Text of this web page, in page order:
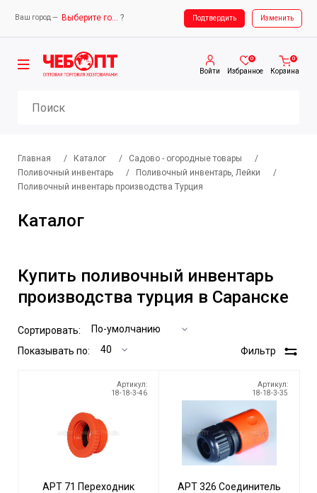
Ваш город — Выберите город ? Подтвердить Изменить
Ваш город — Выберите город
Войти
0
Избранное
0
Корзина
Главная / Каталог / Садово - огородные товары
/
Поливочный инвентарь
/ Поливочный инвентарь, Лейки
/
Поливочный инвентарь производства Турция
Каталог
Купить поливочный инвентарь
производства турция в Саранске
Сортировать:
Показывать по:
Фильтр
Артикул:
18-18-3-46
АРТ 71 Переходник
Артикул:
18-18-3-35
АРТ 326 Соединитель